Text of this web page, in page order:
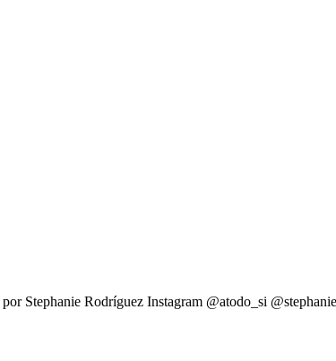
Stephanie Rodríguez Instagram @atodo_si